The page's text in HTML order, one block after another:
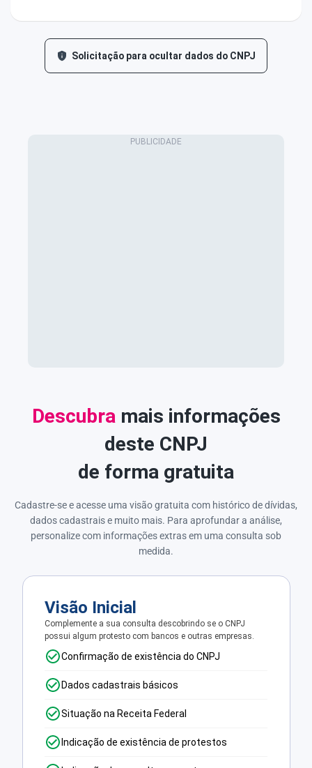
Solicitação para ocultar dados do CNPJ
Descubra mais informações
deste CNPJ
de forma gratuita
Cadastre-se e acesse uma visão gratuita com histórico de dívidas,
dados cadastrais e muito mais. Para aprofundar a análise,
personalize com informações extras em uma consulta sob
medida.
Visão Inicial
Complemente a sua consulta descobrindo se o CNPJ
possui algum protesto com bancos e outras empresas.
Confirmação de existência do CNPJ
Dados cadastrais básicos
Situação na Receita Federal
Indicação de existência de protestos